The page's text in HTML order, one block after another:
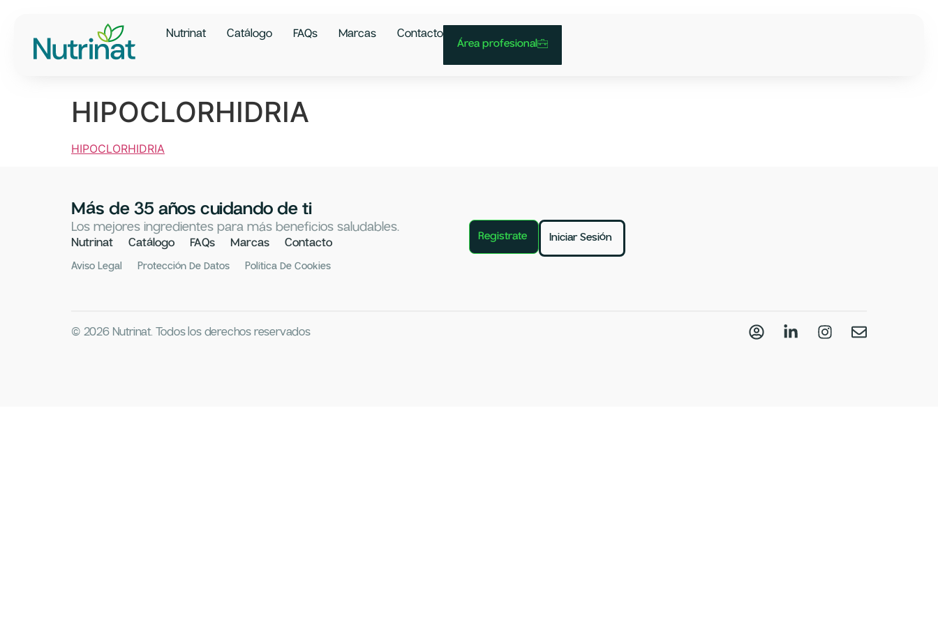
Nutrinat Catálogo FAQs Marcas Contacto
Área profesional
HIPOCLORHIDRIA
HIPOCLORHIDRIA
Más de 35 años cuidando de ti
Los mejores ingredientes para más beneficios saludables.
Nutrinat Catálogo FAQs Marcas Contacto
Aviso Legal Protección De Datos Política De Cookies
Registrate Iniciar Sesión
© 2026 Nutrinat. Todos los derechos reservados